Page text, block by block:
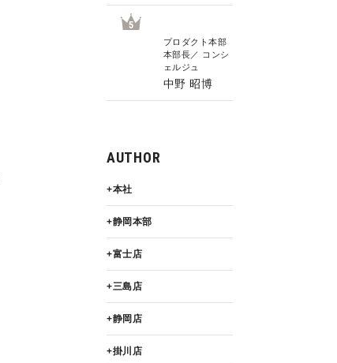
5
プロダクト本部
本部長／ コンシ
ェルジュ
中野 昭博
AUTHOR
本社
静岡本部
富士店
三島店
静岡店
掛川店